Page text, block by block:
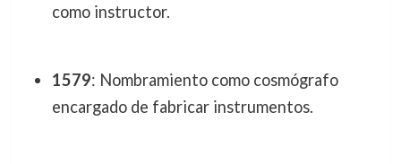
como instructor.
1579: Nombramiento como cosmógrafo
encargado de fabricar instrumentos.